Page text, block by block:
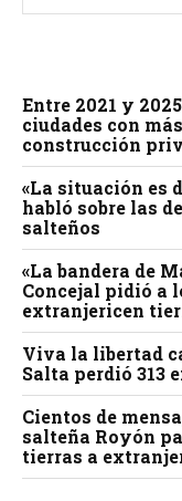
Entre 2021 y
ciudades con
construcción
«La situación es
habló sobre las
salteños
«La bandera de
Concejal pidió a
extranjericen
Viva la libertad
Salta perdió 313
Cientos de
salteña Royón
tierras a